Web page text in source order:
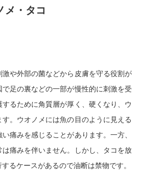
メ・タコ
や外部の菌などから皮膚を守る役割が
足の裏などの一部が慢性的に刺激を受
るために角質層が厚く、硬くなり、ウ
。ウオノメには魚の目のように見える
痛みを感じることがあります。一方、
は痛みを伴いません。しかし、タコを放
るケースがあるので油断は禁物です。